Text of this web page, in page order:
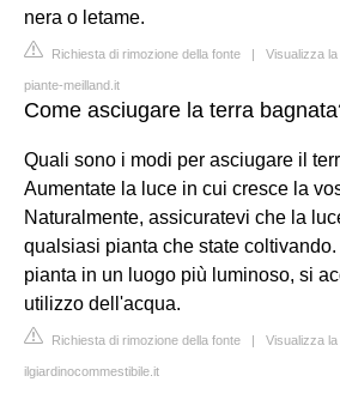
nera o letame.
Richiesta di rimozione della fonte | Visualizza
piante-meilland.it
Come asciugare la terra
Quali sono i modi per asciugare il
Aumentate la luce in cui cresce la
Naturalmente, assicuratevi che la
qualsiasi pianta che state
pianta in un luogo più luminoso, si
utilizzo dell'acqua.
Richiesta di rimozione della fonte | Visualizza
ilgiardinocommestibile.it